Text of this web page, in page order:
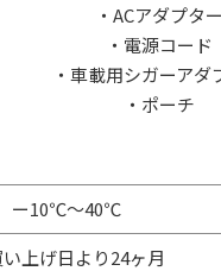
・ACアダプター
・電源コード
・車載用シガーアダ
・ポーチ
ー10℃～40℃
い上げ日より24ヶ月